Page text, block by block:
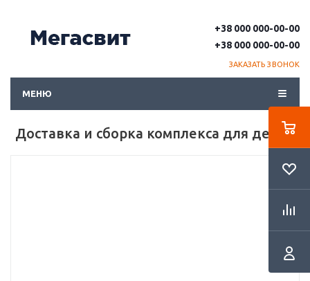
+38 000 000-00-00
+38 000 000-00-00
ЗАКАЗАТЬ ЗВОНОК
МЕНЮ
Доставка и сборка комплекса для детей